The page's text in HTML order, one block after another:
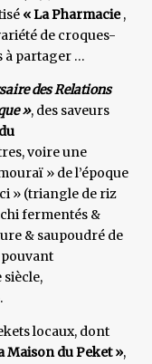
« LaPharmacie,
de croques-
à partager …
des Relations
», des saveurs
voire une
» de l’époque
» (triangle de riz
fermentés &
& saupoudré de
siècle,
locaux, dont
Maison du Peket »,